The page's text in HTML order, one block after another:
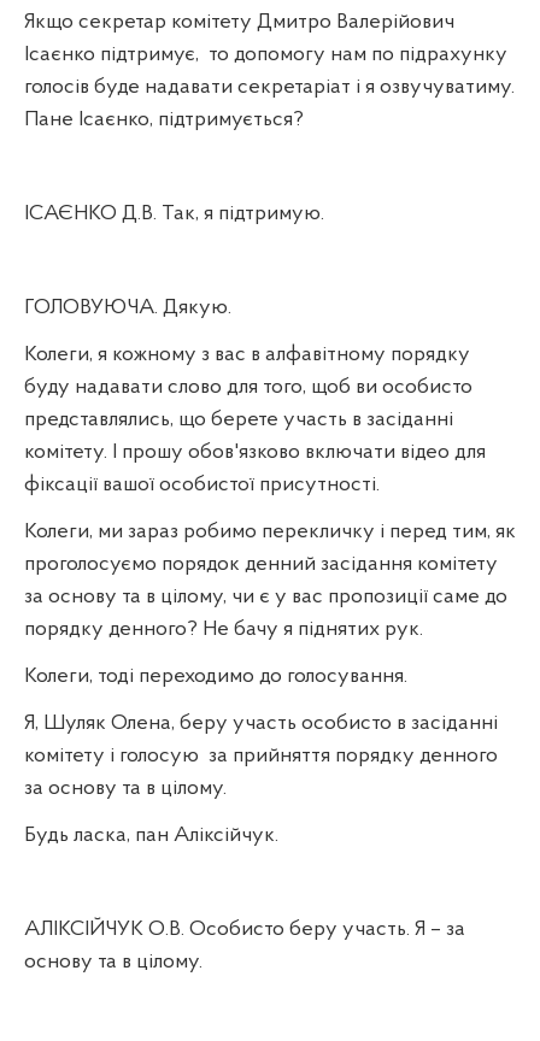
Якщо секретар комітету Дмитро Валерійович
Ісаєнко підтримує, то допомогу нам по підрахунку
голосів буде надавати секретаріат і я озвучуватиму.
Пане Ісаєнко, підтримується?
ІСАЄНКО Д.В. Так, я підтримую.
ГОЛОВУЮЧА. Дякую.
Колеги, я кожному з вас в алфавітному порядку
буду надавати слово для того, щоб ви особисто
представлялись, що берете участь в засіданні
комітету. І прошу обов'язково включати відео для
фіксації вашої особистої присутності.
Колеги, ми зараз робимо перекличку і перед тим, як
проголосуємо порядок денний засідання комітету
за основу та в цілому, чи є у вас пропозиції саме до
порядку денного? Не бачу я піднятих рук.
Колеги, тоді переходимо до голосування.
Я, Шуляк Олена, беру участь особисто в засіданні
комітету і голосую за прийняття порядку денного
за основу та в цілому.
Будь ласка, пан Аліксійчук.
АЛІКСІЙЧУК О.В. Особисто беру участь. Я – за
основу та в цілому.